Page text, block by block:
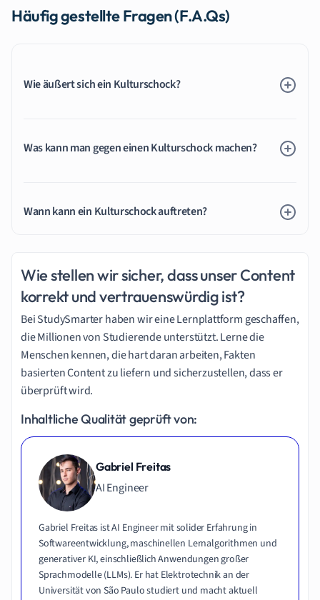
Häufig gestellte Fragen (F.A.Qs)
Wie äußert sich ein Kulturschock?
Was kann man gegen einen Kulturschock machen?
Wann kann ein Kulturschock auftreten?
Wie stellen wir sicher, dass unser Content
korrekt und vertrauenswürdig ist?
Bei StudySmarter haben wir eine Lernplattform geschaffen,
die Millionen von Studierende unterstützt. Lerne die
Menschen kennen, die hart daran arbeiten, Fakten
basierten Content zu liefern und sicherzustellen, dass er
überprüft wird.
Inhaltliche Qualität geprüft von:
Gabriel Freitas
AI Engineer
Gabriel Freitas ist AI Engineer mit solider Erfahrung in
Softwareentwicklung, maschinellen Lernalgorithmen und
generativer KI, einschließlich Anwendungen großer
Sprachmodelle (LLMs). Er hat Elektrotechnik an der
Universität von São Paulo studiert und macht aktuell